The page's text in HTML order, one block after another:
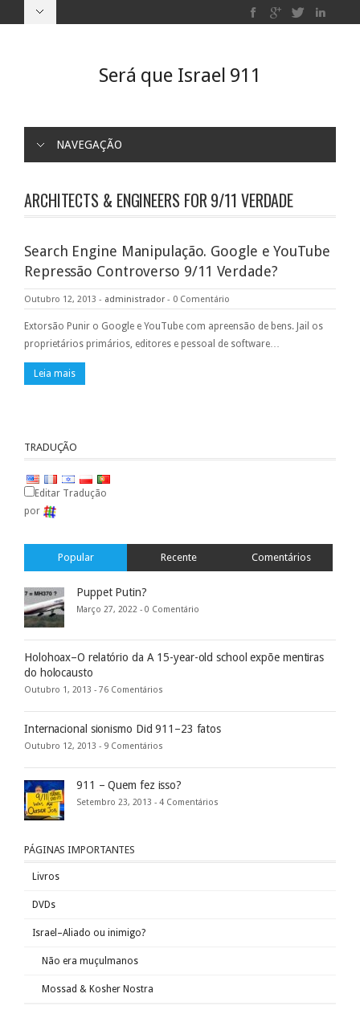
Será que Israel 911
NAVEGAÇÃO
ARCHITECTS & ENGINEERS FOR 9/11 VERDADE
Search Engine Manipulação. Google e YouTube
Repressão Controverso 9/11 Verdade?
Outubro 12, 2013 - administrador - 0 Comentário
Extorsão Punir o Google e YouTube com apreensão de bens. Jail os
proprietários primários, editores e pessoal de software…
Leia mais
TRADUÇÃO
Editar Tradução
por
Popular Recente Comentários
Puppet Putin?
Março 27, 2022 - 0 Comentário
Holohoax–O relatório da A 15-year-old school expõe mentiras
do holocausto
Outubro 1, 2013 - 76 Comentários
Internacional sionismo Did 911–23 fatos
Outubro 12, 2013 - 9 Comentários
911 – Quem fez isso?
Setembro 23, 2013 - 4 Comentários
PÁGINAS IMPORTANTES
Livros
DVDs
Israel–Aliado ou inimigo?
Não era muçulmanos
Mossad & Kosher Nostra